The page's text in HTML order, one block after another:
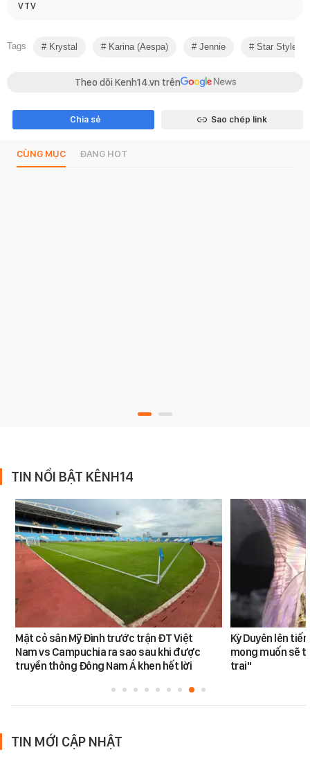
VTV
Tags Krystal Karina (aespa) Jennie Star Style
Theo dõi Kenh14.vn trên
Chia sẻ Sao chép link
CÙNG MỤC ĐANG HOT
TIN NỔI BẬT KÊNH14
Mặt cỏ sân Mỹ Đình trước trận ĐT Việt
Nam vs Campuchia ra sao sau khi được
truyền thông Đông Nam Á khen hết lời
Kỳ Duyên lên
mong muốn sẽ
trai"
TIN MỚI CẬP NHẬT